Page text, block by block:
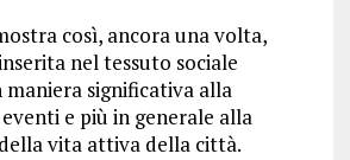
così, ancora una volta,
nel tessuto sociale
significativa alla
e più in generale alla
vita attiva della città.